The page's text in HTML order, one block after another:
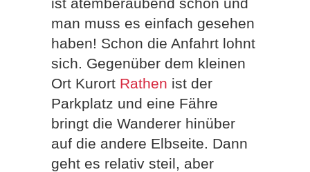
man muss es einfach gesehen
haben! Schon die Anfahrt lohnt
sich. Gegenüber dem kleinen
Ort Kurort Rathen ist der
Parkplatz und eine Fähre
bringt die Wanderer hinüber
auf die andere Elbseite. Dann
geht es relativ steil, aber